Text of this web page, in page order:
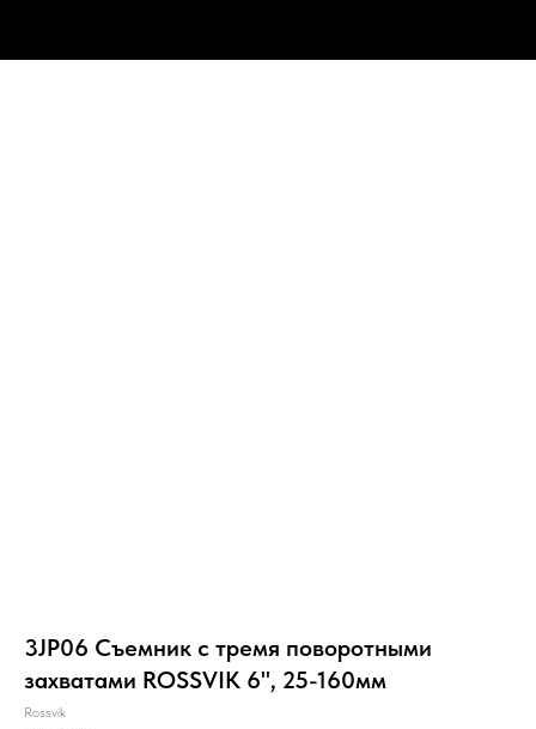
3JP06 Съемник с тремя поворотными
захватами ROSSVIK 6", 25-160мм
Rossvik